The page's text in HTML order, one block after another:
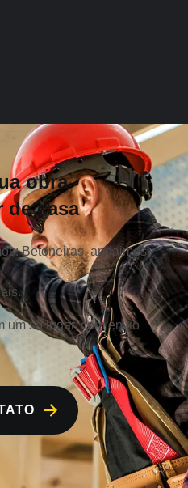
obra
de casa
Betoneiras, andaimes,
um só lugar, com envio